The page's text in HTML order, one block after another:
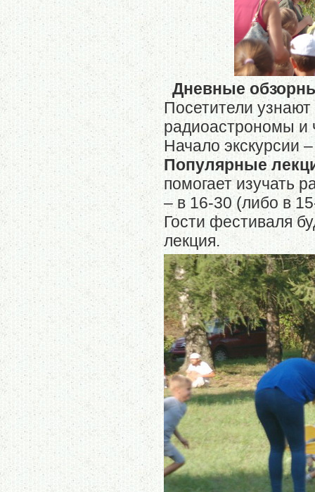
Дневные
Посетители
радиоастрономы и
Начало экскурсии
Популярные
помогает изучать
– в 16-30 (либо в
Гости фестиваля
лекция.